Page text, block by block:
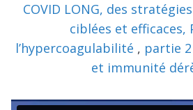
COVID LONG, des
ciblées et efficaces,
l’hypercoagulabilité , partie
et immunité